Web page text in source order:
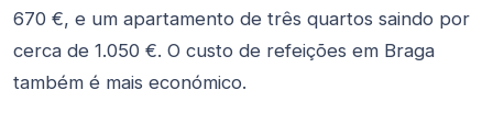
670 €, e um apartamento de três quartos saindo por
cerca de 1.050 €. O custo de refeições em Braga
também é mais económico.